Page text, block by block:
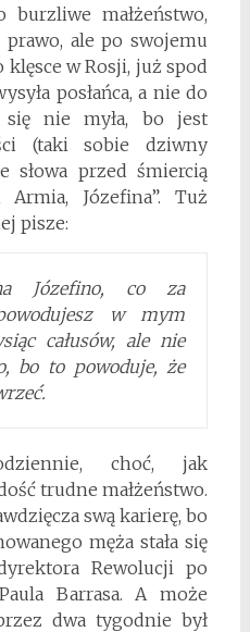
burzliwe małżeństwo,
ale po swojemu
klęsce w Rosji, już spod
posłańca, a nie do
się nie myła, bo jest
(taki sobie dziwny
słowa przed śmiercią
Armia, Józefina”. Tuż
pisze:
Józefino, co za
w mym
całusów, ale nie
bo to powoduje, że
choć, jak
trudne małżeństwo.
swą karierę, bo
męża stała się
Rewolucji po
Barrasa. A może
dwa tygodnie był